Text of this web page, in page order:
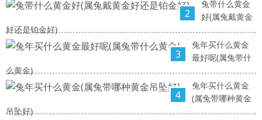
2
兔带什么黄金
好(属兔戴黄金
好还是铂金好)
3
兔年买什么黄金
最好呢(属兔带什
么黄金)
4
兔年买什么黄金
(属兔带哪种黄金
吊坠好)